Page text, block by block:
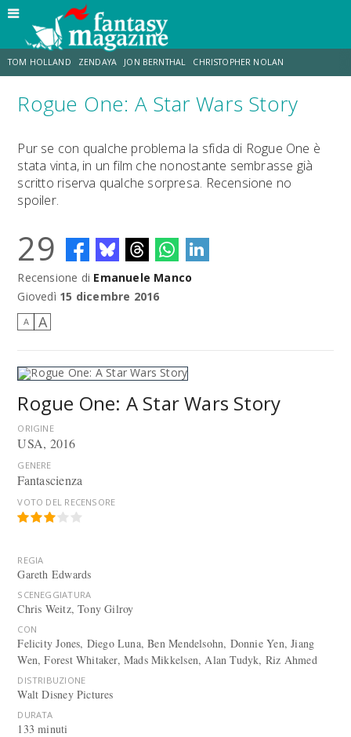
TOM HOLLAND ZENDAYA JON BERNTHAL CHRISTOPHER NOLAN
STRANIMONDI LUCCA COMICS & GAMES ODISSEA CHRIS MCKENNA
DESTIN DANIEL CRETTON ERIK SOMMERS
Rogue One: A Star Wars Story
Pur se con qualche problema la sfida di Rogue One è
stata vinta, in un film che nonostante sembrasse già
scritto riserva qualche sorpresa. Recensione no
spoiler.
29
Recensione di Emanuele Manco
Giovedì 15 dicembre 2016
A A
Rogue One: A Star Wars Story
ORIGINE
USA, 2016
GENERE
Fantascienza
VOTO DEL RECENSORE
REGIA
Gareth Edwards
SCENEGGIATURA
Chris Weitz, Tony Gilroy
CON
Felicity Jones, Diego Luna, Ben Mendelsohn, Donnie Yen, Jiang
Wen, Forest Whitaker, Mads Mikkelsen, Alan Tudyk, Riz Ahmed
DISTRIBUZIONE
Walt Disney Pictures
DURATA
133 minuti